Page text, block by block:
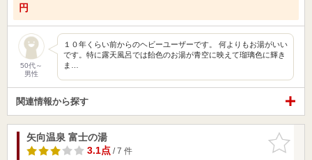
円
50代～
男性
１０年くらい前からのヘビーユーザーです。 何よりもお湯がいい
です。特に露天風呂では飴色のお湯が青空に映えて瑠璃色に輝き
ま…
関連情報から探す
お気に入
りに追加
矢向温泉 富士の湯
3.1点/ 7 件